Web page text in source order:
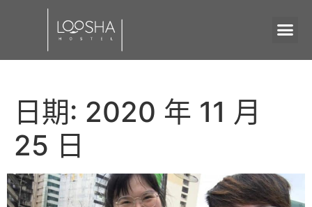
日期: 2020 年 11 月
25 日